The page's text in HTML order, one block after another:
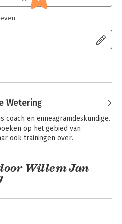
Wetering
coach en enneagramdeskundige.
op het gebied van
ook trainingen over.
Willem Jan